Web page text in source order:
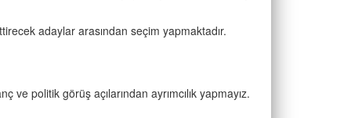
adaylar arasından seçim yapmaktadır.
politik görüş açılarından ayrımcılık yapmayız.